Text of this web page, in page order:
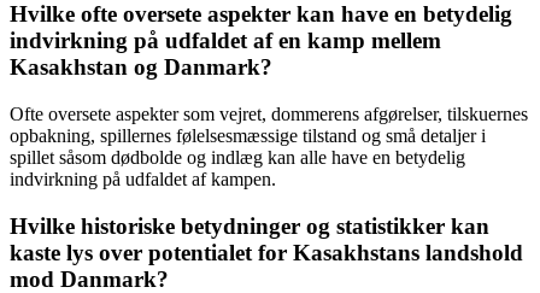
Hvilke ofte oversete aspekter kan have en betydelig
indvirkning på udfaldet af en kamp mellem
Kasakhstan og Danmark?
Ofte oversete aspekter som vejret, dommerens afgørelser, tilskuernes
opbakning, spillernes følelsesmæssige tilstand og små detaljer i
spillet såsom dødbolde og indlæg kan alle have en betydelig
indvirkning på udfaldet af kampen.
Hvilke historiske betydninger og statistikker kan
kaste lys over potentialet for Kasakhstans landshold
mod Danmark?